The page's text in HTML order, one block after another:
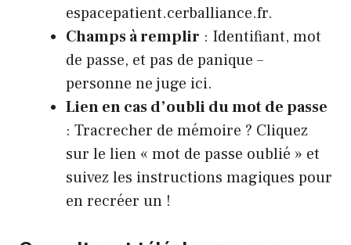
espacepatient.cerballiance.fr.
Champs à remplir : Identifiant, mot
de passe, et pas de panique –
personne ne juge ici.
Lien en cas d’oubli du mot de passe
: Tracrecher de mémoire ? Cliquez
sur le lien « mot de passe oublié » et
suivez les instructions magiques pour
en recréer un !